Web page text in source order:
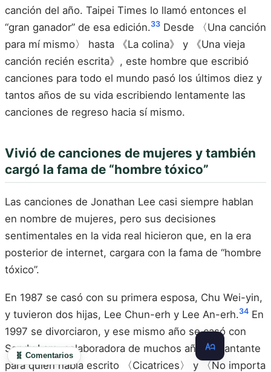
canción del año. Taipei Times lo llamó entonces el
“gran ganador” de esa edición.33 Desde 〈Una canción
para mí mismo〉 hasta 《La colina》 y 《Una vieja
canción recién escrita》, este hombre que escribió
canciones para todo el mundo pasó los últimos diez y
tantos años de su vida escribiendo lentamente las
canciones de regreso hacia sí mismo.
Vivió de canciones de mujeres y también
cargó la fama de “hombre tóxico”
Las canciones de Jonathan Lee casi siempre hablan
en nombre de mujeres, pero sus decisiones
sentimentales en la vida real hicieron que, en la era
posterior de internet, cargara con la fama de “hombre
tóxico”.
En 1987 se casó con su primera esposa, Chu Wei-yin,
y tuvieron dos hijas, Lee Chun-erh y Lee An-erh.34 En
1997 se divorciaron, y ese mismo año se casó con
Sandy Lam, colaboradora de muchos años y cantante
para quien había escrito 〈Cicatrices〉 y 〈No importa
🧬 Comentarios